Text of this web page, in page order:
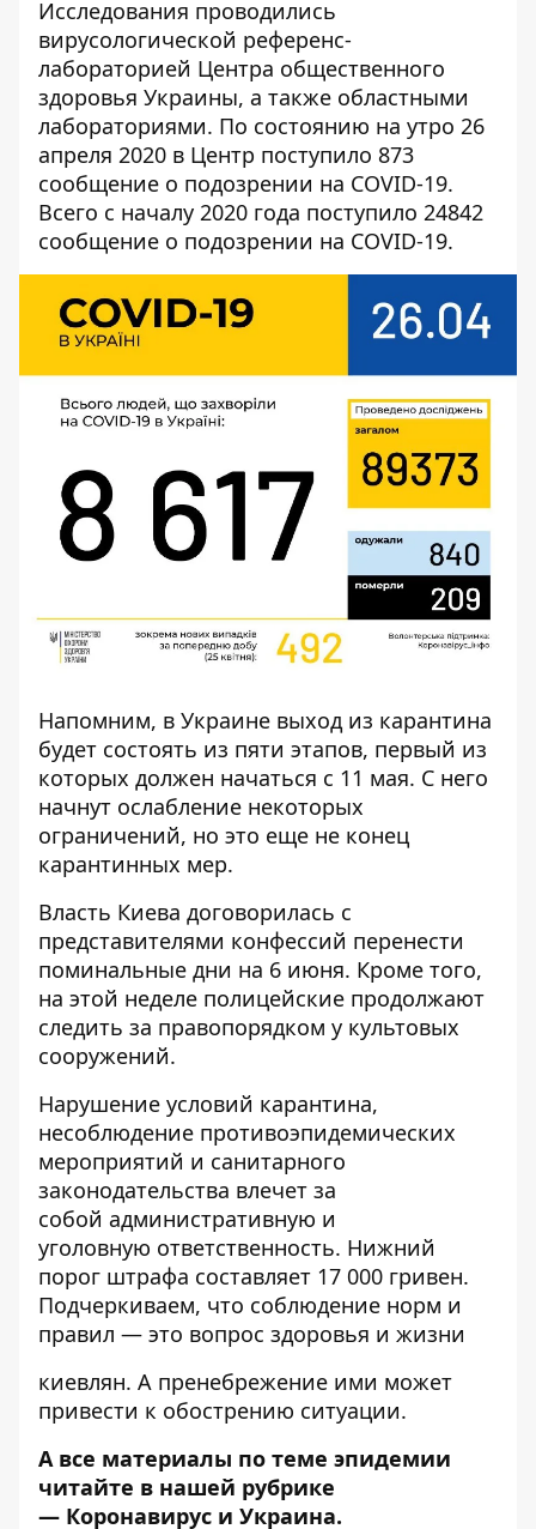
Исследования проводились
вирусологической референс-
лабораторией Центра общественного
здоровья Украины, а также областными
лабораториями. По состоянию на утро 26
апреля 2020 в Центр поступило 873
сообщение о подозрении на COVID-19.
Всего с началу 2020 года поступило 24842
сообщение о подозрении на COVID-19.
Напомним, в Украине выход из карантина
будет состоять из пяти этапов, первый из
которых должен начаться с 11 мая. С него
начнут ослабление некоторых
ограничений, но это еще не конец
карантинных мер.
Власть Киева договорилась с
представителями конфессий перенести
поминальные дни на 6 июня. Кроме того,
на этой неделе полицейские продолжают
следить за правопорядком у культовых
сооружений.
Нарушение условий карантина,
несоблюдение противоэпидемических
мероприятий и санитарного
законодательства влечет за
собой административную и
уголовную ответственность. Нижний
порог штрафа составляет 17 000 гривен.
Подчеркиваем, что соблюдение норм и
правил — это вопрос здоровья и жизни
киевлян. А пренебрежение ими может
привести к обострению ситуации.
А все материалы по теме эпидемии
читайте в нашей рубрике
— Коронавирус и Украина.